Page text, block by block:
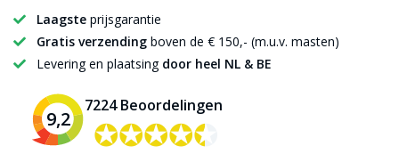
Laagste prijsgarantie
Gratis verzending boven de € 150,- (m.u.v. masten)
Levering en plaatsing door heel NL & BE
9,2
7224 Beoordelingen
✪✪✪✪✪
✪✪✪✪✪